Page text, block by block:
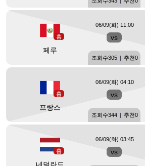
홈
페루
vs
06/09(화) 11:00
조회수305 | 추천0
홈
프랑스
vs
06/09(화) 04:10
조회수344 | 추천0
홈 vs
06/09(화) 03:45